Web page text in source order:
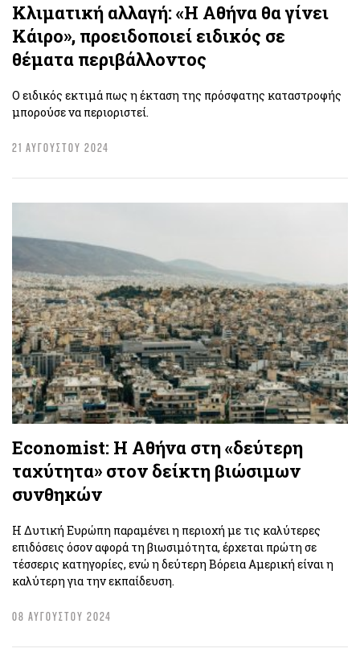
Κλιματική αλλαγή: «Η Αθήνα θα γίνει
Κάιρο», προειδοποιεί ειδικός σε
θέματα περιβάλλοντος
Ο ειδικός εκτιμά πως η έκταση της πρόσφατης καταστροφής
μπορούσε να περιοριστεί.
21 ΑΥΓΟΥΣΤΟΥ 2024
Economist: H Αθήνα στη «δεύτερη
ταχύτητα» στον δείκτη βιώσιμων
συνθηκών
Η Δυτική Ευρώπη παραμένει η περιοχή με τις καλύτερες
επιδόσεις όσον αφορά τη βιωσιμότητα, έρχεται πρώτη σε
τέσσερις κατηγορίες, ενώ η δεύτερη Βόρεια Αμερική είναι η
καλύτερη για την εκπαίδευση.
08 ΑΥΓΟΥΣΤΟΥ 2024